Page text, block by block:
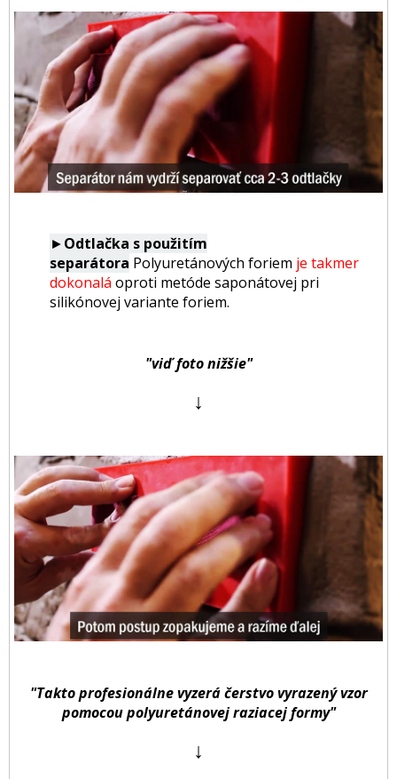
►Odtlačka s použitím
separátora Polyuretánových foriem je takmer
dokonalá oproti metóde saponátovej pri
silikónovej variante foriem.
"viď foto nižšie"
↓
"Takto profesionálne vyzerá čerstvo vyrazený vzor
pomocou polyuretánovej raziacej formy"
↓